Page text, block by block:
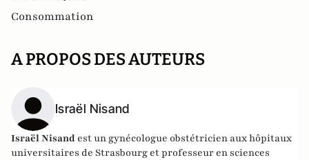
Consommation
A PROPOS DES AUTEURS
Israël Nisand
Israël Nisand est un gynécologue obstétricien aux hôpitaux
universitaires de Strasbourg et professeur en sciences